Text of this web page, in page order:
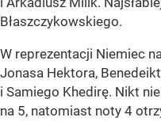
Błaszczykowskiego.
W reprezentacji Niemiec
Jonasa Hektora,
i Samiego Khedirę. Nikt nie
na 5, natomiast noty 4